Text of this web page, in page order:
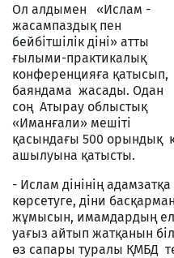
Ол алдымен «Ислам -
жасампаздық пен
бейбітшілік діні» атты
ғылыми-практикалық
конференцияға қатысып,
баяндама жасады. Одан
соң Атырау облыстық
«Иманғали» мешіті
қасындағы 500 орындық
ашылуына қатысты.
- Ислам дінінің
көрсетуге, діни
жұмысын, имамдардың
уағыз айтып жатқанын
өз сапары туралы ҚМБД